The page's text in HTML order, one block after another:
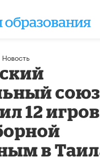
Новость
союз
12
в